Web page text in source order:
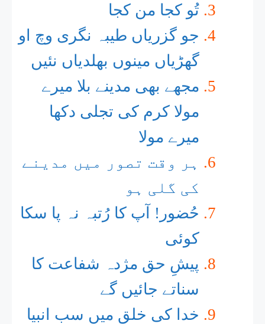
تُو کجا من کجا
جو گزریاں طیبہ نگری وچ او
گھڑیاں مینوں بھلدیاں نئیں
مجھے بھی مدینے بلا میرے
مولا کرم کی تجلی دکھا
میرے مولا
ہر وقت تصور میں مدینے
کی گلی ہو
حُضور! آپ کا رُتبہ نہ پا سکا
کوئی
پیشِ حق مژدہ شفاعت کا
سناتے جائیں گے ​
خدا کی خلق میں سب انبیا